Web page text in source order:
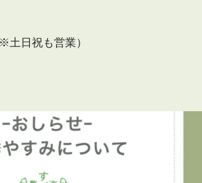
土日祝も営業）
囲気はこちら
からご覧いただけます